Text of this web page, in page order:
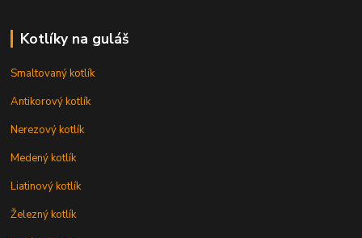
Kotlíky na guláš
Smaltovaný kotlík
Antikorový kotlík
Nerezový kotlík
Medený kotlík
Liatinový kotlík
Železný kotlík